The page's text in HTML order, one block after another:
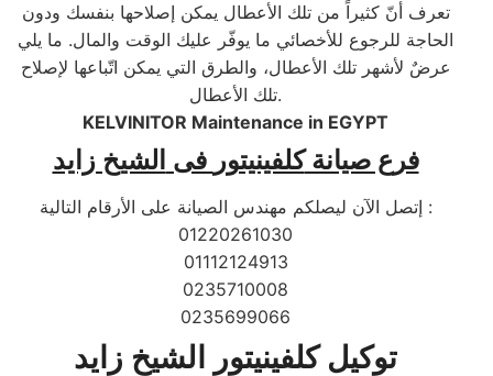
تعرف أنّ كثيراً من تلك الأعطال يمكن إصلاحها بنفسك ودون
الحاجة للرجوع للأخصائي ما يوفّر عليك الوقت والمال. ما يلي
عرضٌ لأشهر تلك الأعطال، والطرق التي يمكن اتّباعها لإصلاح
تلك الأعطال.
KELVINITOR Maintenance in EGYPT
فرع صيانةكلفينيتور فى الشيخ زايد
إتصل الآن ليصلكم مهندس الصيانة على الأرقام التالية :
01220261030
01112124913
0235710008
0235699066
توكيل كلفينيتور الشيخ زايد